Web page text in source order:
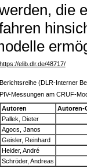
die
https://elib.dlr.de/48717/
Berichtsreihe (DLR-Interner
PIV-Messungen am CRUF-
Autoren
Autoren-
Pallek, Dieter
Agocs, Janos
Geisler, Reinhard
Heider, André
Schröder, Andreas